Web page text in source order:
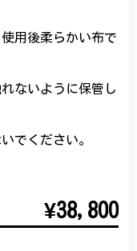
用後柔らかい布で
ないように保管し
でください。
¥38,800